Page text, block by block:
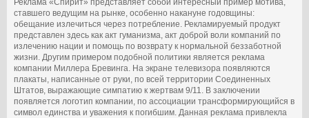
Реклама «Спирит» представляет собой интересный пример мотива,
ставшего ведущим на рынке, особенно накануне годовщины:
обещание излечиться через потребление. Рекламируемый продукт
представлен здесь как акт гуманизма, акт доброй воли компаний по
излечению нации и помощь по возврату к нормальной беззаботной
жизни. Другим примером подобной политики является реклама
компании Миллера Бревинга. На экране телевизора появляются
плакаты, написанные от руки, по всей территории Соединенных
Штатов, выражающие симпатию к жертвам 9/11. В заключении
появляется логотип компании, по ассоциации трансформирующийся в
символ единства и уважения к погибшим. Данная реклама привлекла